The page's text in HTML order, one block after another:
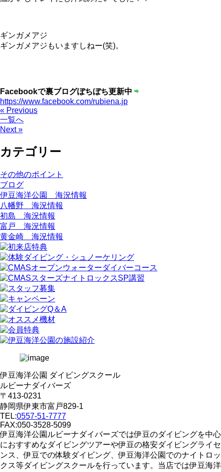
ギンガメアジ
ギンガメアジもいますしねー(笑)。
Facebookで裏ブログぼちぼち更新中
https://www.facebook.com/rubiena.jp
« Previous
一覧へ
Next »
カテゴリー
その他のポイント
ブログ
伊豆海洋公園 海況情報
八幡野 海況情報
初島 海況情報
富戸 海況情報
黄金崎 海況情報
伊豆海洋公園 ダイビングスクール
ルビーナダイバーズ
〒413-0231
静岡県伊東市富戸829-1
TEL:0557-51-7777
FAX:050-3528-5099
伊豆海洋公園ルビーナダイバーズでは伊豆のダイビングを中心
におすすめなダイビングツアーや伊豆の格安ダイビングライセ
ンス、伊豆での体験ダイビング、伊豆海洋公園でのナイトロッ
クス等ダイビングスクールを行っています。当店では伊豆海洋